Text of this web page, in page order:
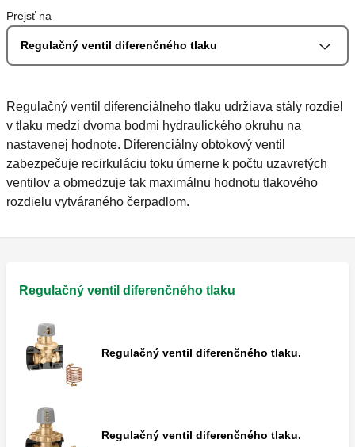
Prejsť na
Regulačný ventil diferenčného tlaku
Regulačný ventil diferenciálneho tlaku udržiava stály rozdiel
v tlaku medzi dvoma bodmi hydraulického okruhu na
nastavenej hodnote. Diferenciálny obtokový ventil
zabezpečuje recirkuláciu toku úmerne k počtu uzavretých
ventilov a obmedzuje tak maximálnu hodnotu tlakového
rozdielu vytváraného čerpadlom.
Regulačný ventil diferenčného tlaku
Regulačný ventil diferenčného tlaku.
Regulačný ventil diferenčného tlaku.